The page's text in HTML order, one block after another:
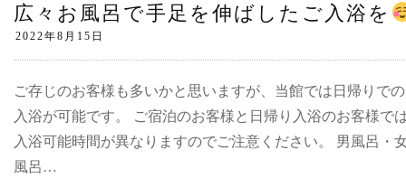
広々お風呂で手足を伸ばしたご入浴を
ご存じのお客様も多いかと思いますが、当館では日帰りで
入浴が可能です。 ご宿泊のお客様と日帰り入浴のお客様で
入浴可能時間が異なりますのでご注意ください。 男風呂・
風呂…